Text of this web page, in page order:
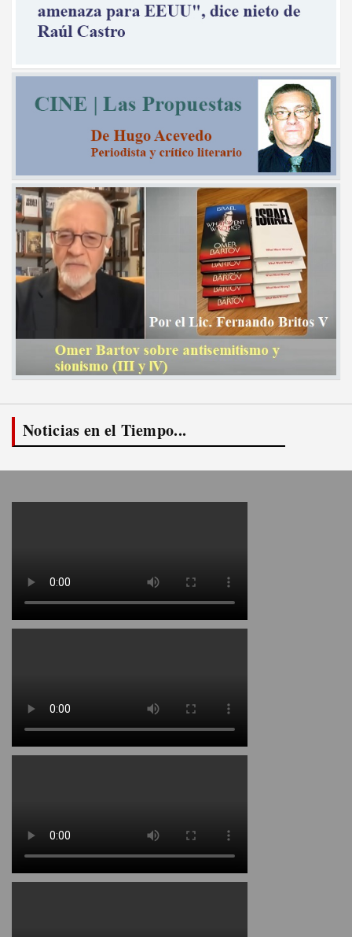
Noticias en el Tiempo...